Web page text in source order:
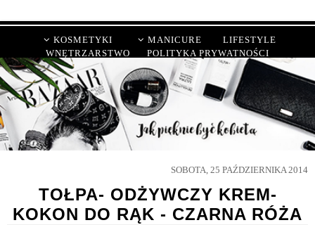
KOSMETYKI MANICURE
LIFESTYLE
WNĘTRZARSTWO
POLITYKA PRYWATNOŚCI
SOBOTA, 25 PAŹDZIERNIKA 2014
TOŁPA- ODŻYWCZY KREM-
KOKON DO RĄK - CZARNA RÓŻA